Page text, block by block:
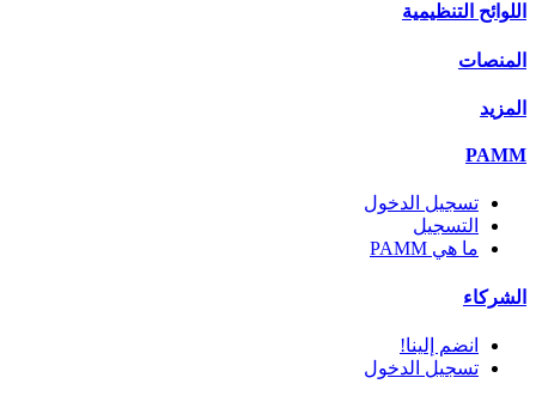
اللوائح التنظيمية
المنصات
المزيد
PAMM
تسجيل الدخول
التسجيل
ما هي PAMM
الشركاء
انضم إلينا!
تسجيل الدخول